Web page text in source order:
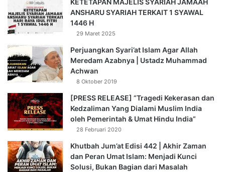
ANSHARU SYARIAH TERKAIT 1 SYAWAL
1446 H
29 Maret 2025
Perjuangkan Syari’at Islam Agar Allah
Meredam Azabnya | Ustadz Muhammad
Achwan
8 Oktober 2019
[PRESS RELEASE] “Tragedi Kekerasan dan
Kedzaliman Yang Dialami Muslim India
oleh Pemerintah & Umat Hindu India”
28 Februari 2020
Khutbah Jum’at Edisi 442 | Akhir Zaman
dan Peran Umat Islam: Menjadi Kunci
Solusi, Bukan Bagian dari Masalah